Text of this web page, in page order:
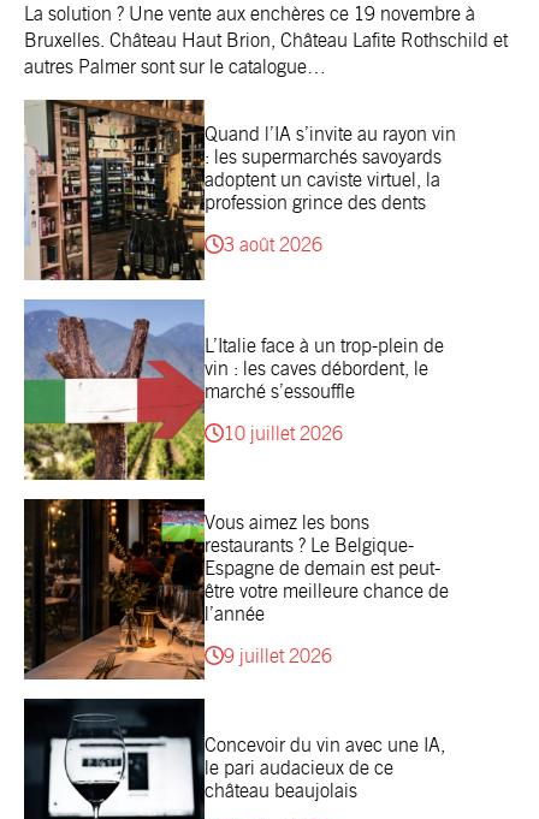
La solution ? Une vente aux enchères ce 19 novembre à
Bruxelles. Château Haut Brion, Château Lafite Rothschild et
autres Palmer sont sur le catalogue…
Quand l’IA s’invite au rayon vin
: les supermarchés savoyards
adoptent un caviste virtuel, la
profession grince des dents
3 août 2026
L’Italie face à un trop-plein de
vin : les caves débordent, le
marché s’essouffle
10 juillet 2026
Vous aimez les bons
restaurants ? Le Belgique-
Espagne de demain est peut-
être votre meilleure chance de
l’année
9 juillet 2026
Concevoir du vin avec une IA,
le pari audacieux de ce
château beaujolais